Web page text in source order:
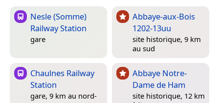
Nesle (Somme)
Railway Station
gare
Abbaye-aux-Bois
1202-13uu
site historique, 9 km
au sud
Chaulnes Railway
Station
gare, 9 km au nord-
Abbaye Notre-
Dame de Ham
site historique, 12 km